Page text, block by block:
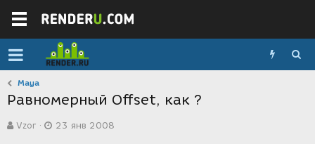
Maya
Равномерный Offset, как ?
в
Vzor
а
23 янв 2008